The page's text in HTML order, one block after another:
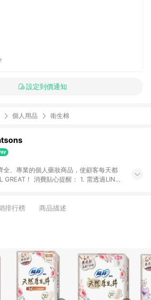
設定到價通知
個人用品 衛生棉
全、專業的個人藥妝商品，使顧客每天都
GREAT！ 消費貼心提醒： 1. 需透過LINE
認有經過LINE購物跳轉頁才符合返點資
前後發送。5.屈臣氏保留365天訂單記
APP導購跳轉前往活動頁之用戶，煩請更
。
排行榜 商品描述